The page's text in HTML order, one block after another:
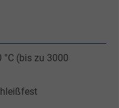
(bis zu 3000